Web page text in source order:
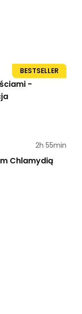
BESTSELLER23str
-
2h 55min
Chlamydią